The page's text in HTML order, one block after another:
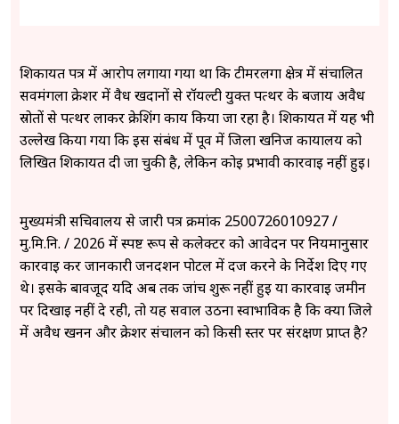
शिकायत पत्र में आरोप लगाया गया था कि टीमरलगा क्षेत्र में संचालित
सर्वमंगला क्रेशर में वैध खदानों से रॉयल्टी युक्त पत्थर के बजाय अवैध
स्रोतों से पत्थर लाकर क्रेशिंग कार्य किया जा रहा है। शिकायत में यह भी
उल्लेख किया गया कि इस संबंध में पूर्व में जिला खनिज कार्यालय को
लिखित शिकायत दी जा चुकी है, लेकिन कोई प्रभावी कार्रवाई नहीं हुई।
मुख्यमंत्री सचिवालय से जारी पत्र क्रमांक 2500726010927 /
मु.मि.नि. / 2026 में स्पष्ट रूप से कलेक्टर को आवेदन पर नियमानुसार
कार्रवाई कर जानकारी जनदर्शन पोर्टल में दर्ज करने के निर्देश दिए गए
थे। इसके बावजूद यदि अब तक जांच शुरू नहीं हुई या कार्रवाई जमीन
पर दिखाई नहीं दे रही, तो यह सवाल उठना स्वाभाविक है कि क्या जिले
में अवैध खनन और क्रेशर संचालन को किसी स्तर पर संरक्षण प्राप्त है?